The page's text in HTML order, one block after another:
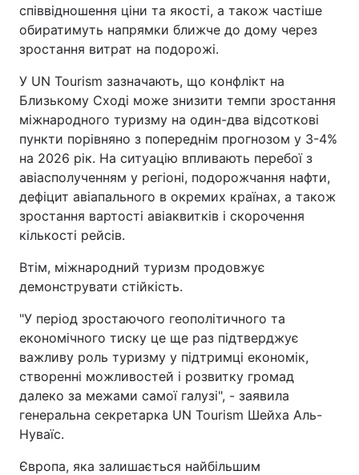
співвідношення ціни та якості, а також частіше
обиратимуть напрямки ближче до дому через
зростання витрат на подорожі.
У UN Tourism зазначають, що конфлікт на
Близькому Сході може знизити темпи зростання
міжнародного туризму на один-два відсоткові
пункти порівняно з попереднім прогнозом у 3-4%
на 2026 рік. На ситуацію впливають перебої з
авіасполученням у регіоні, подорожчання нафти,
дефіцит авіапального в окремих країнах, а також
зростання вартості авіаквитків і скорочення
кількості рейсів.
Втім, міжнародний туризм продовжує
демонструвати стійкість.
"У період зростаючого геополітичного та
економічного тиску це ще раз підтверджує
важливу роль туризму у підтримці економік,
створенні можливостей і розвитку громад
далеко за межами самої галузі", - заявила
генеральна секретарка UN Tourism Шейха Аль-
Нуваїс.
Європа, яка залишається найбільшим